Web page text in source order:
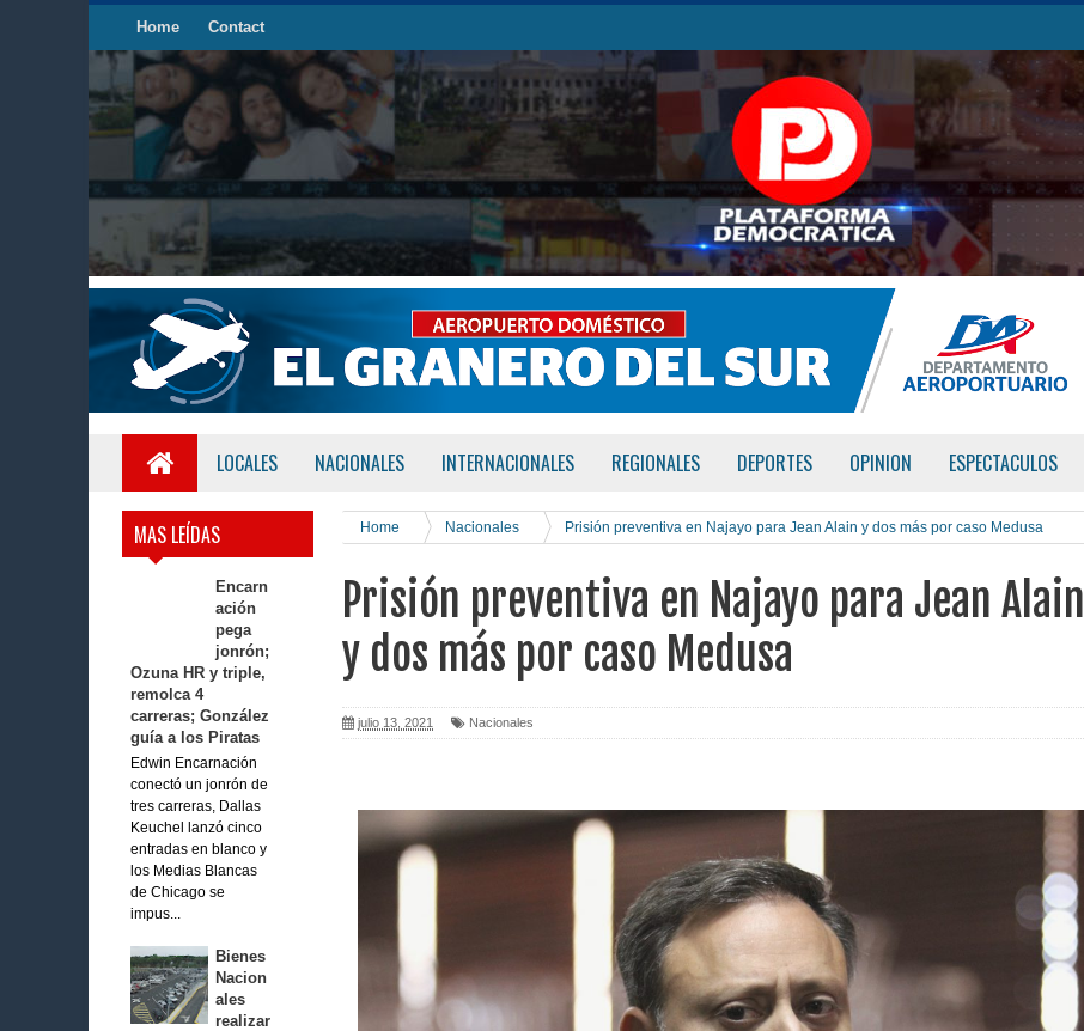
Home Contact
LOCALES NACIONALES INTERNACIONALES REGIONALES DEPORTES OPINION ESPECTACULOS
MAS LEÍDAS
Encarn
ación
pega
jonrón;
Ozuna HR y triple,
remolca 4
carreras; González
guía a los Piratas
Edwin Encarnación
conectó un jonrón de
tres carreras, Dallas
Keuchel lanzó cinco
entradas en blanco y
los Medias Blancas
de Chicago se
impus...
Bienes
Nacion
ales
realizar
Home Nacionales Prisión preventiva en Najayo para Jean Alain y dos más por caso Medusa
Prisión preventiva en Najayo para Jean Alain
y dos más por caso Medusa
julio 13, 2021 Nacionales